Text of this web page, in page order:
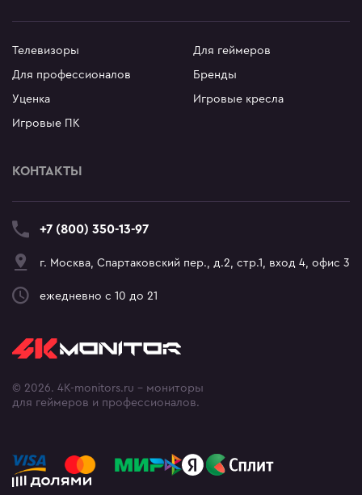
Телевизоры
Для геймеров
Для профессионалов
Бренды
Уценка
Игровые кресла
Игровые ПК
КОНТАКТЫ
+7 (800) 350-13-97
г. Москва, Спартаковский пер., д.2, стр.1, вход 4, офис 3
ежедневно с 10 до 21
© 2026. 4K-monitors.ru - мониторы
для геймеров и профессионалов.